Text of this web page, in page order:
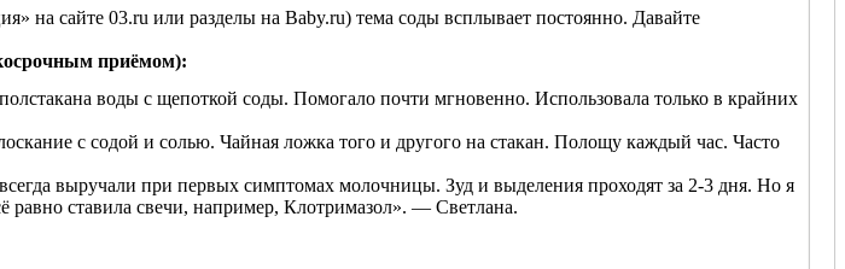
на сайте 03.ru или разделы на Baby.ru) тема соды всплывает постоянно. Давайте
приёмом):
воды с щепоткой соды. Помогало почти мгновенно. Использовала только в крайних
с содой и солью. Чайная ложка того и другого на стакан. Полощу каждый час. Часто
выручали при первых симптомах молочницы. Зуд и выделения проходят за 2-3 дня. Но я
равно ставила свечи, например, Клотримазол». — Светлана.